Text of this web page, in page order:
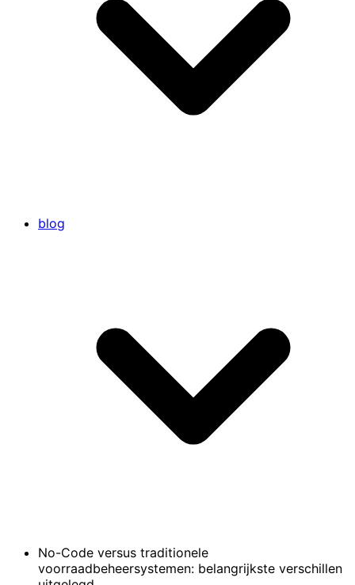
blog
No-Code versus traditionele
voorraadbeheersystemen: belangrijkste verschillen